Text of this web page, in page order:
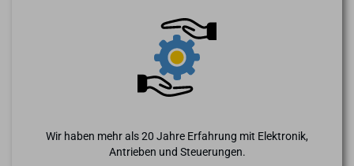
Wir haben mehr als 20 Jahre Erfahrung mit Elektronik,
Antrieben und Steuerungen.